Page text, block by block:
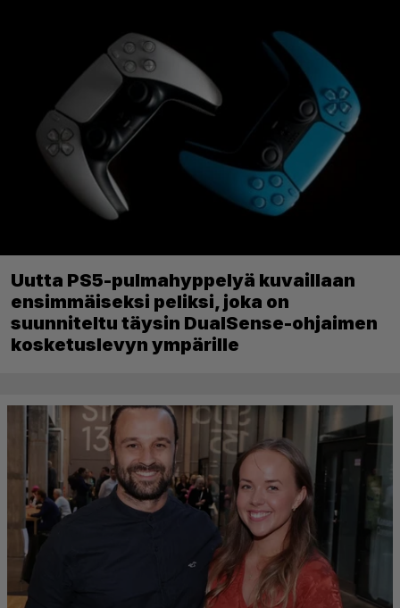
Uutta PS5-pulmahyppelyä kuvaillaan
ensimmäiseksi peliksi, joka on
suunniteltu täysin DualSense-ohjaimen
kosketuslevyn ympärille